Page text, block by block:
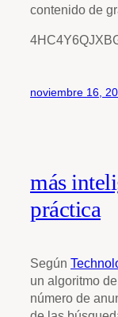
contenido de
noviembre 16,
más
práctica
Según
un algoritmo
número de